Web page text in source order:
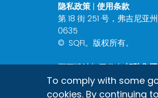
隐私政策 | 使用条款
第 18 街 251 号，弗吉尼亚
0635
© SQFI。版权所有。
网页设计与开发由矩阵集
To comply with some
cookies. By continuing